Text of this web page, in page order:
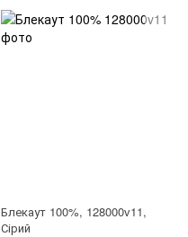
Блекаут 100%, 128000v11,
Сірий